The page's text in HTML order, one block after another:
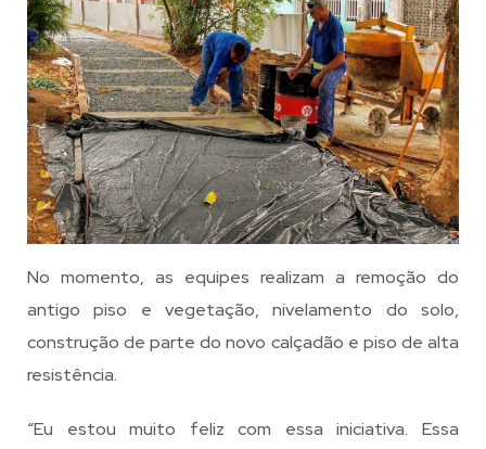
No momento, as equipes realizam a remoção do
antigo piso e vegetação, nivelamento do solo,
construção de parte do novo calçadão e piso de alta
resistência.
“Eu estou muito feliz com essa iniciativa. Essa